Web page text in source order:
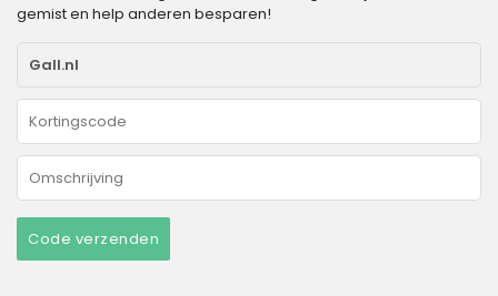
gemist en help anderen besparen!
Code verzenden